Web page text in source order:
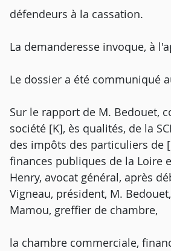
défendeurs à la cassation.
La demanderesse invoque, à
Le dossier a été communiqué
Sur le rapport de M. Bedouet,
société [K], ès qualités, de la
des impôts des particuliers de
finances publiques de la Loire
Henry, avocat général, après
Vigneau, président, M.
Mamou, greffier de chambre,
la chambre commerciale,